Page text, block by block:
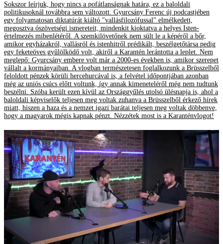
Sokszor leírjuk, hogy nincs a pofátlanságnak határa, ez a baloldali
politikusoknál továbbra sem változott. Gyurcsány Ferenc új podcastjében
egy folyamatosan diktatúrát kiáltó "vallásfilozófussal" elmélkedett,
megosztva ószövetségi ismereteit, mindenkit kioktatva a helyes Isten-
értelmezés mibenlétéről. A szemkilövetőnek nem sült le a képéről a bőr,
amikor egyházakról, vallásról és istenhitről prédikált, beszélgetőtársa pedig
egy feketeöves gyűlölködő volt, akiről a Karantén lerántotta a leplet. Nem
meglepő: Gyurcsány embere volt már a 2000-es években is, amikor szerepet
vállalt a kormányaiban. A vlogban természetesen foglalkozunk a Brüsszelből
feloldott pénzek körüli hercehurcával is, a felvétel időpontjában azonban
még az uniós csúcs előtt voltunk, így annak kimeneteléről még nem tudtunk
beszélni. Szóba került ezen kívül az Országgyűlés utolsó ülésnapja is, ahol a
baloldali képviselők teljesen meg voltak zuhanva a Brüsszelből érkező hírek
miatt, hiszen a haza és a nemzet igazi barátai teljesen meg voltak döbbenve,
hogy a magyarok mégis kapnak pénzt. Nézzétek most is a Karanténvlogot!